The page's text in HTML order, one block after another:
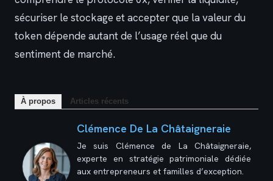
sécuriser le stockage et accepter que la valeur du
token dépende autant de l’usage réel que du
sentiment de marché.
À propos Articles récents
Clémence De La Châtaigneraie
Je suis Clémence de La Châtaigneraie,
experte en stratégie patrimoniale dédiée
aux entrepreneurs et familles d’exception.